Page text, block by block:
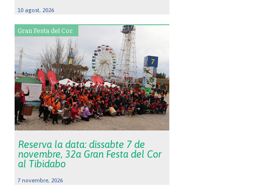
10 agost, 2026
Gran Festa del Cor.
Reserva la data: dissabte 7 de
novembre, 32a Gran Festa del Cor
al Tibidabo
7 novembre, 2026